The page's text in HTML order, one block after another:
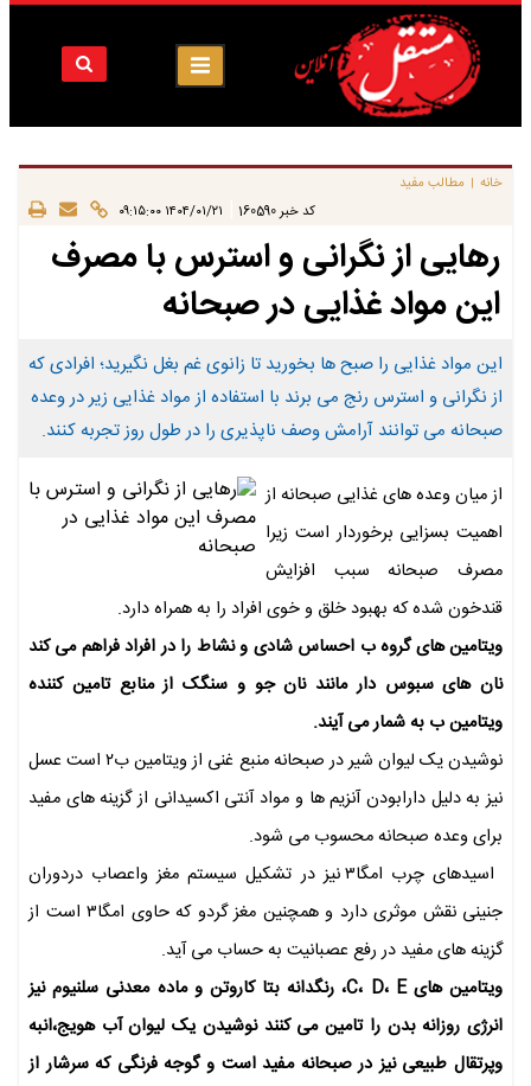
خانه | مطالب مفید
کد خبر 160590 ۱۴۰۴/۰۱/۲۱ ۰۹:۱۵:۰۰
رهایی از نگرانی و استرس با مصرف
این مواد غذایی در صبحانه
این مواد غذایی را صبح ها بخورید تا زانوی غم بغل نگیرید؛ افرادی که
از نگرانی و استرس رنج می برند با استفاده از مواد غذایی زیر در وعده
صبحانه می توانند آرامش وصف ناپذیری را در طول روز تجربه کنند.
از میان وعده های غذایی صبحانه از
اهمیت بسزایی برخوردار است زیرا
مصرف صبحانه سبب افزایش
قندخون شده که بهبود خلق و خوی افراد را به همراه دارد.
ویتامین های گروه ب احساس شادی و نشاط را در افراد فراهم می کند
نان های سبوس دار مانند نان جو و سنگک از منابع تامین کننده
ویتامین ب به شمار می آیند.
نوشیدن یک لیوان شیر در صبحانه منبع غنی از ویتامین ب۲ است عسل
نیز به دلیل دارابودن آنزیم ها و مواد آنتی اکسیدانی از گزینه های مفید
برای وعده صبحانه محسوب می شود.
اسیدهای چرب امگا۳ نیز در تشکیل سیستم مغز واعصاب دردوران
جنینی نقش موثری دارد و همچنین مغز گردو که حاوی امگا۳ است از
گزینه های مفید در رفع عصبانیت به حساب می آید.
ویتامین های C، D، E، رنگدانه بتا کاروتن و ماده معدنی سلنیوم نیز
انرژی روزانه بدن را تامین می کنند نوشیدن یک لیوان آب هویج،انبه
وپرتقال طبیعی نیز در صبحانه مفید است و گوجه فرنگی که سرشار از